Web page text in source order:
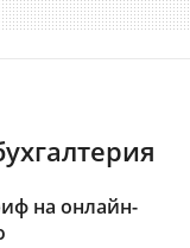
на онлайн-